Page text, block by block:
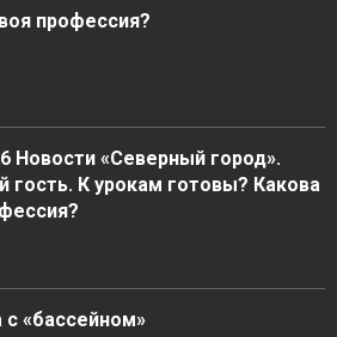
профессия?
Новости «Северный город».
гость. К урокам готовы? Какова
с «бассейном»